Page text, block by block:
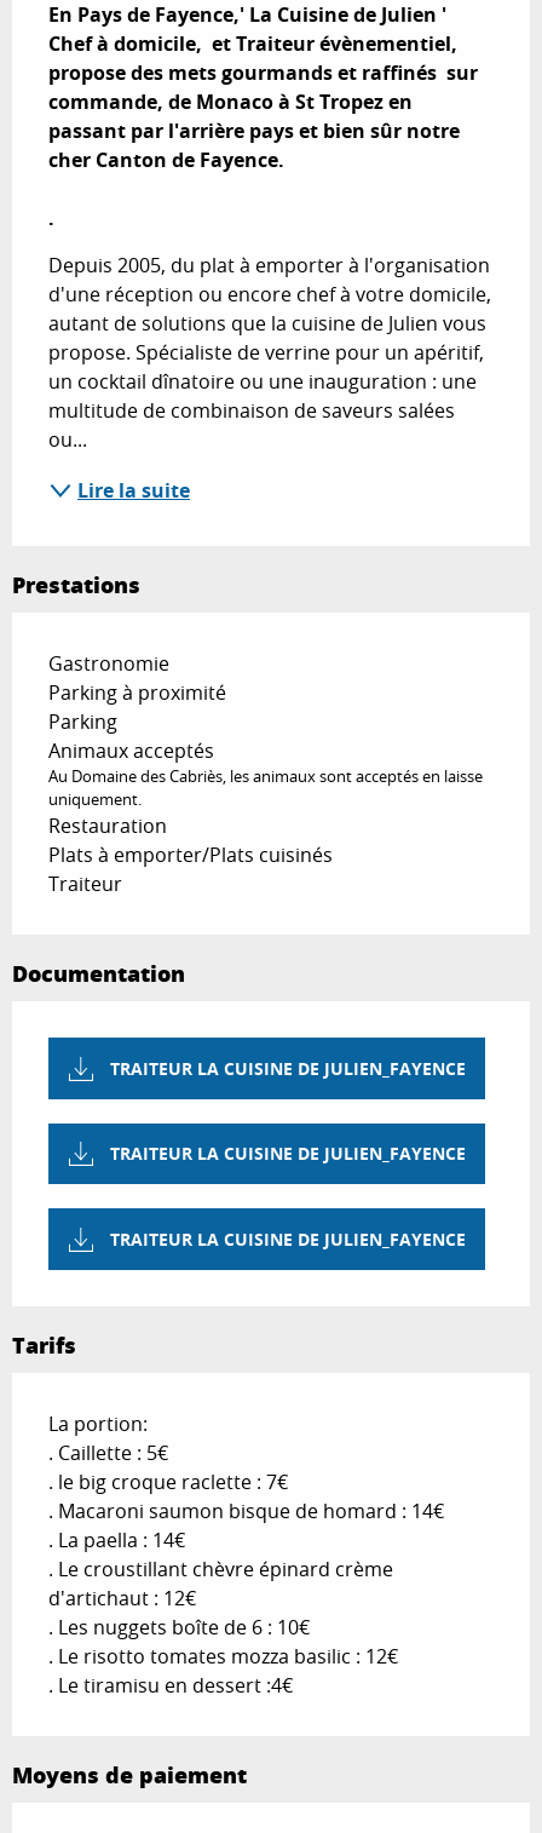
En Pays de Fayence,' La Cuisine de Julien '
Chef à domicile,  et Traiteur évènementiel,
propose des mets gourmands et raffinés  sur
commande, de Monaco à St Tropez en
passant par l'arrière pays et bien sûr notre
cher Canton de Fayence.
.
Depuis 2005, du plat à emporter à l'organisation
d'une réception ou encore chef à votre domicile,
autant de solutions que la cuisine de Julien vous
propose. Spécialiste de verrine pour un apéritif,
un cocktail dînatoire ou une inauguration : une
multitude de combinaison de saveurs salées
ou...
Lire la suite
Prestations
Gastronomie
Parking à proximité
Parking
Animaux acceptés
Au Domaine des Cabriès, les animaux sont acceptés en laisse
uniquement.
Restauration
Plats à emporter/Plats cuisinés
Traiteur
Documentation
TRAITEUR LA CUISINE DE JULIEN_FAYENCE
TRAITEUR LA CUISINE DE JULIEN_FAYENCE
TRAITEUR LA CUISINE DE JULIEN_FAYENCE
Tarifs
La portion:
. Caillette : 5€
. le big croque raclette : 7€
. Macaroni saumon bisque de homard : 14€
. La paella : 14€
. Le croustillant chèvre épinard crème
d'artichaut : 12€
. Les nuggets boîte de 6 : 10€
. Le risotto tomates mozza basilic : 12€
. Le tiramisu en dessert :4€
Moyens de paiement